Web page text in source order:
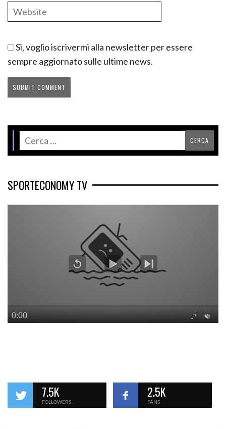
Sì, voglio iscrivermi alla newsletter per essere
sempre aggiornato sulle ultime news.
SPORTECONOMY TV
7.5K
FOLLOWERS
2.5K
FANS